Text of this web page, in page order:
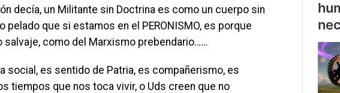
decía, un Militante sin Doctrina es como un cuerpo sin
que si estamos en el PERONISMO, es porque
como del Marxismo prebendario……
social, es sentido de Patria, es compañerismo, es
tiempos que nos toca vivir, o Uds creen que no